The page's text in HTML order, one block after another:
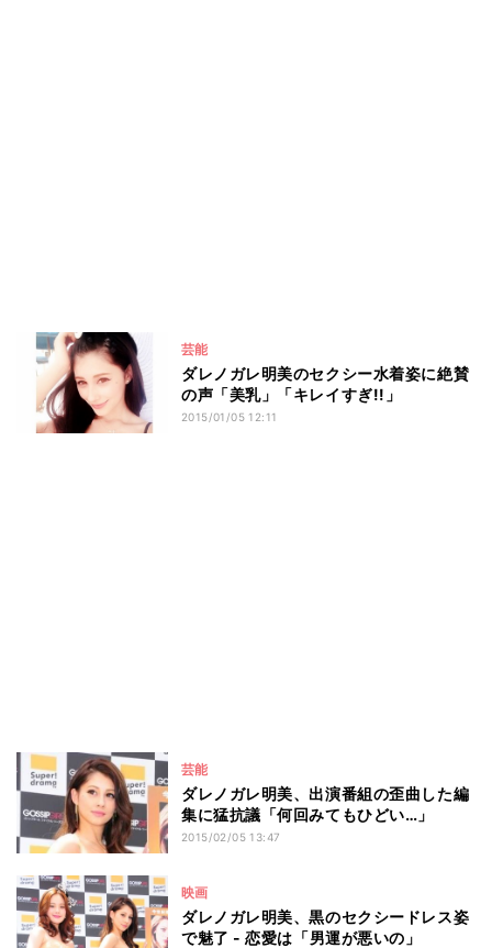
芸能
ダレノガレ明美のセクシー水着姿に絶賛
の声「美乳」「キレイすぎ!!」
2015/01/05 12:11
芸能
ダレノガレ明美、出演番組の歪曲した編
集に猛抗議「何回みてもひどい…」
2015/02/05 13:47
映画
ダレノガレ明美、黒のセクシードレス姿
で魅了 - 恋愛は「男運が悪いの」